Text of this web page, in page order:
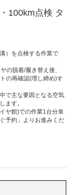
100km点検 タ
）を点検する作業で
の脱着/履き替え後、
の再確認(増し締め)す
で主な要因となる空気
ます。​
ヤ館)での作業1台分単
予約」よりお進みくだ